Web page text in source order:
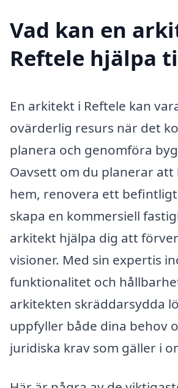
Vad kan en
Reftele hjälpa
En arkitekt i Reftele kan
ovärderlig resurs när det
planera och genomföra
Oavsett om du planerar
hem, renovera ett
skapa en kommersiell
arkitekt hjälpa dig att
visioner. Med sin expertis
funktionalitet och
arkitekten skräddarsydda
uppfyller både dina behov
juridiska krav som gäller i